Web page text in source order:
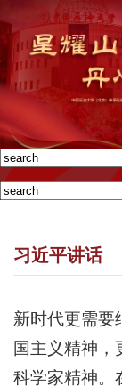
习近平讲话
新时代更需要
国主义精神，
科学家精神。